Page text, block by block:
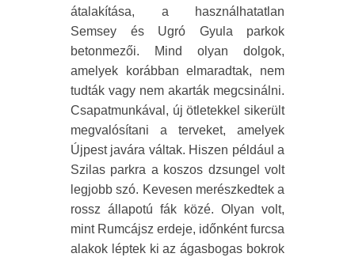
átalakítása, a használhatatlan
Semsey és Ugró Gyula parkok
betonmezői. Mind olyan dolgok,
amelyek korábban elmaradtak, nem
tudták vagy nem akarták megcsinálni.
Csapatmunkával, új ötletekkel sikerült
megvalósítani a terveket, amelyek
Újpest javára váltak. Hiszen például a
Szilas parkra a koszos dzsungel volt
legjobb szó. Kevesen merészkedtek a
rossz állapotú fák közé. Olyan volt,
mint Rumcájsz erdeje, időnként furcsa
alakok léptek ki az ágasbogas bokrok